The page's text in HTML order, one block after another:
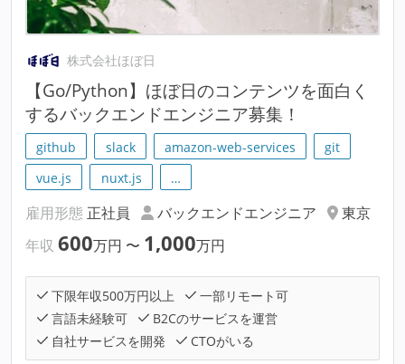
株式会社ほぼ日
【Go/Python】ほぼ日のコンテンツを面白く
するバックエンドエンジニア募集！
github slack amazon-web-services
git
vue.js
nuxt.js …
雇用形態 正社員 バックエンドエンジニア
東京
年収 600万円 〜 1,000万円
下限年収500万円以上
一部リモート可
言語未経験可
B2Cのサービスを運営
自社サービスを開発
CTOがいる